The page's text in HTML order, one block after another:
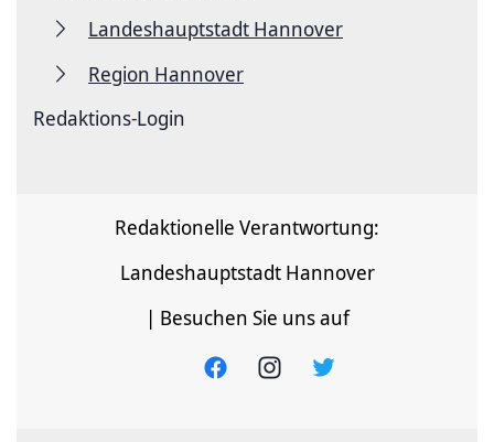
Landeshauptstadt Hannover
Region Hannover
Redaktions-Login
Redaktionelle Verantwortung:
Landeshauptstadt Hannover
| Besuchen Sie uns auf